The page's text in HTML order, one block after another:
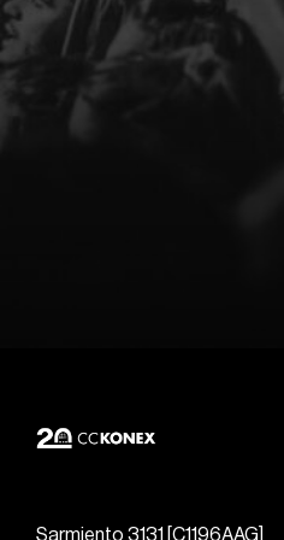
Sarmiento 3131 [C1196AAG]